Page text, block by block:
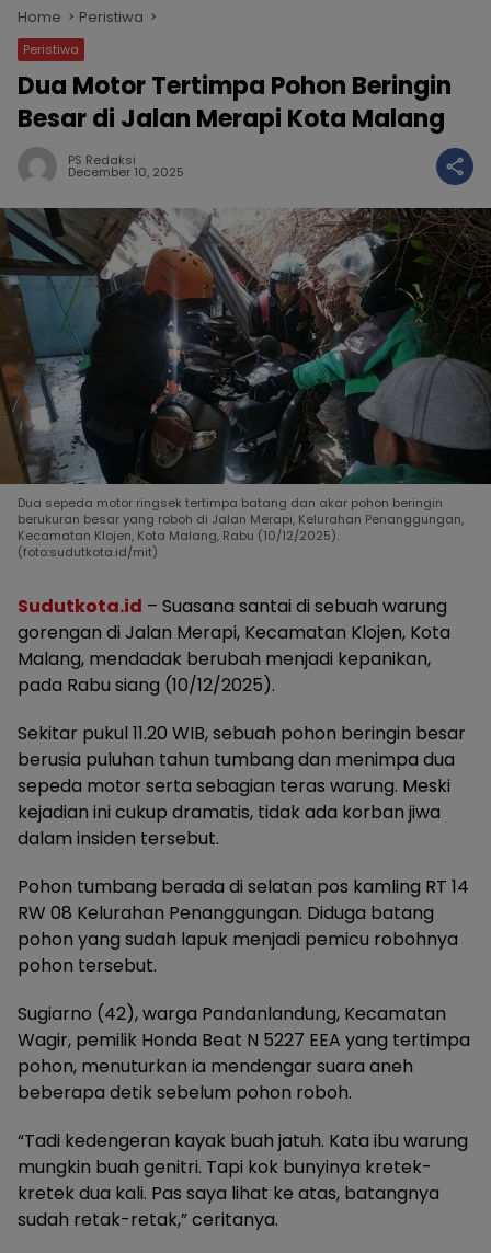
Home Peristiwa
Peristiwa
Dua Motor Tertimpa Pohon Beringin
Besar di Jalan Merapi Kota Malang
PS Redaksi
December 10, 2025
Dua sepeda motor ringsek tertimpa batang dan akar pohon beringin
berukuran besar yang roboh di Jalan Merapi, Kelurahan Penanggungan,
Kecamatan Klojen, Kota Malang, Rabu (10/12/2025).
(foto:sudutkota.id/mit)
Sudutkota.id – Suasana santai di sebuah warung
gorengan di Jalan Merapi, Kecamatan Klojen, Kota
Malang, mendadak berubah menjadi kepanikan,
pada Rabu siang (10/12/2025).
Sekitar pukul 11.20 WIB, sebuah pohon beringin besar
berusia puluhan tahun tumbang dan menimpa dua
sepeda motor serta sebagian teras warung. Meski
kejadian ini cukup dramatis, tidak ada korban jiwa
dalam insiden tersebut.
Pohon tumbang berada di selatan pos kamling RT 14
RW 08 Kelurahan Penanggungan. Diduga batang
pohon yang sudah lapuk menjadi pemicu robohnya
pohon tersebut.
Sugiarno (42), warga Pandanlandung, Kecamatan
Wagir, pemilik Honda Beat N 5227 EEA yang tertimpa
pohon, menuturkan ia mendengar suara aneh
beberapa detik sebelum pohon roboh.
“Tadi kedengeran kayak buah jatuh. Kata ibu warung
mungkin buah genitri. Tapi kok bunyinya kretek-
kretek dua kali. Pas saya lihat ke atas, batangnya
sudah retak-retak,” ceritanya.